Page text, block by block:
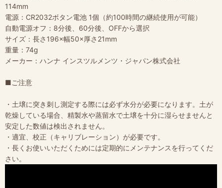
114mm
電源：CR2032ボタン電池 1個（約100時間の継続使用が可能）
自動電源オフ：8分後、60分後、OFFから選択
サイズ：長さ196×幅50×厚さ21mm
重量：74g
メーカー：ハンナ インスツルメンツ・ジャパン株式会社
■ご注意
・土壌に突き刺し測定する際には必ず水分が必要になります。土が
乾燥している場合、精製水や蒸留水で土壌を十分に湿らせませんと
安定した数値は検出されません。
・適宜、校正（キャリブレーション）が必要です。
・長くお使いいただくためには定期的にメンテナンスを行ってくだ
さい。